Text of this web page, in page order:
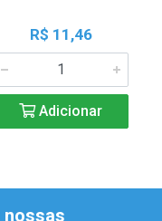
R$ 11,46
Adicionar
nossas